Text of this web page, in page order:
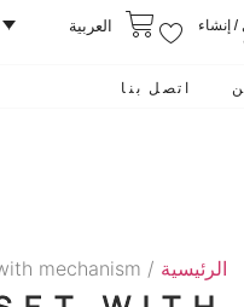
إنشاء العربية
اتصل بنا
الرئيسية /
mechanism